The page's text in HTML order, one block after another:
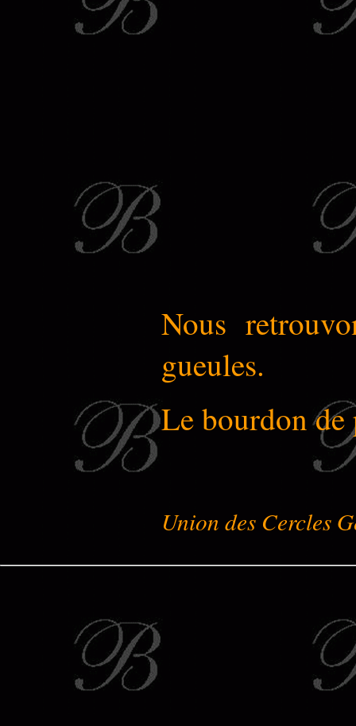
Nous
gueules.
Le bourdon
Union des Cercles